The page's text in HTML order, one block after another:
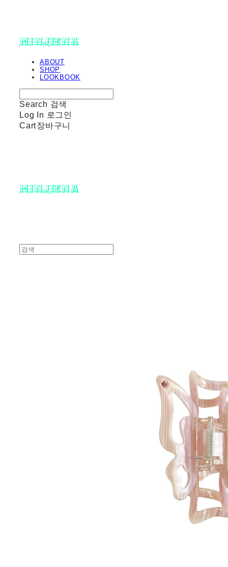
minjiena
ABOUT
SHOP
LOOKBOOK
Search 검색
Log In 로그인
Cart장바구니
minjiena